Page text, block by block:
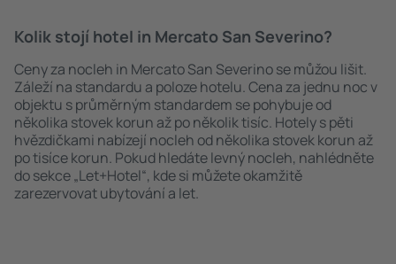
Kolik stojí hotel in Mercato San Severino?
Ceny za nocleh in Mercato San Severino se můžou lišit.
Záleží na standardu a poloze hotelu. Cena za jednu noc v
objektu s průměrným standardem se pohybuje od
několika stovek korun až po několik tisíc. Hotely s pěti
hvězdičkami nabízejí nocleh od několika stovek korun až
po tisíce korun. Pokud hledáte levný nocleh, nahlédněte
do sekce „Let+Hotel“, kde si můžete okamžitě
zarezervovat ubytování a let.